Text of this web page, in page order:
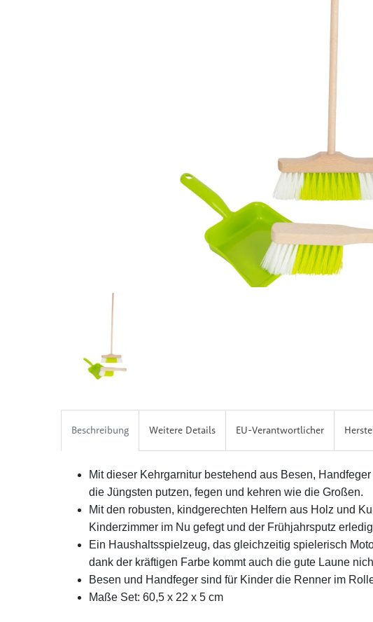
Beschreibung Weitere Details EU-Verantwortlicher
Mit dieser Kehrgarnitur bestehend aus Besen,
die Jüngsten putzen, fegen und kehren wie die Großen.
Mit den robusten, kindgerechten Helfern aus Holz und
Kinderzimmer im Nu gefegt und der Frühjahrsputz
Ein Haushaltsspielzeug, das gleichzeitig spielerisch
dank der kräftigen Farbe kommt auch die gute Laune
Besen und Handfeger sind für Kinder die Renner im
Maße Set: 60,5 x 22 x 5 cm